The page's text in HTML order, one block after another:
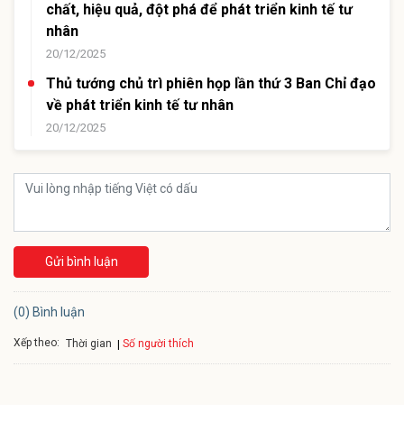
chất, hiệu quả, đột phá để phát triển kinh tế tư
nhân
20/12/2025
Thủ tướng chủ trì phiên họp lần thứ 3 Ban Chỉ đạo
về phát triển kinh tế tư nhân
20/12/2025
Gửi bình luận
(0) Bình luận
Xếp theo: Thời gian Số người thích